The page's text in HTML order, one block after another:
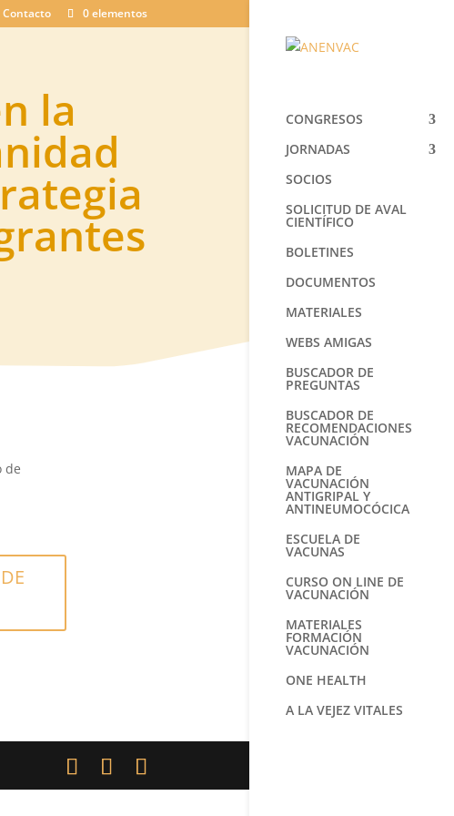
Contacto 0 elementos
CONGRESOS
JORNADAS
SOCIOS
SOLICITUD DE AVAL
CIENTÍFICO
BOLETINES
DOCUMENTOS
MATERIALES
WEBS AMIGAS
BUSCADOR DE
PREGUNTAS
BUSCADOR DE
RECOMENDACIONES
VACUNACIÓN
MAPA DE
VACUNACIÓN
ANTIGRIPAL Y
ANTINEUMOCÓCICA
ESCUELA DE
VACUNAS
CURSO ON LINE DE
VACUNACIÓN
MATERIALES
FORMACIÓN
VACUNACIÓN
ONE HEALTH
A LA VEJEZ VITALES
la
de